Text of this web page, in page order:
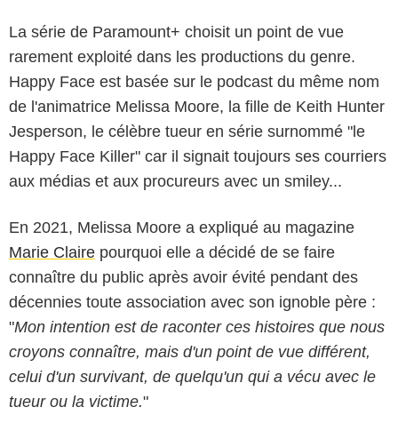
La série de Paramount+ choisit un point de vue
rarement exploité dans les productions du genre.
Happy Face est basée sur le podcast du même nom
de l'animatrice Melissa Moore, la fille de Keith Hunter
Jesperson, le célèbre tueur en série surnommé "le
Happy Face Killer" car il signait toujours ses courriers
aux médias et aux procureurs avec un smiley...
En 2021, Melissa Moore a expliqué au magazine
Marie Claire pourquoi elle a décidé de se faire
connaître du public après avoir évité pendant des
décennies toute association avec son ignoble père :
"Mon intention est de raconter ces histoires que nous
croyons connaître, mais d'un point de vue différent,
celui d'un survivant, de quelqu'un qui a vécu avec le
tueur ou la victime."